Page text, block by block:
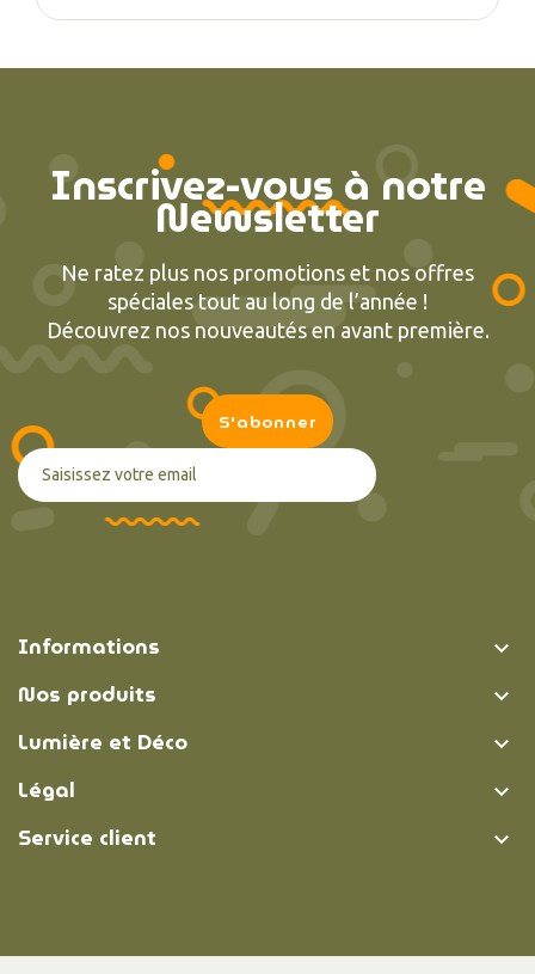
Inscrivez-vous à notre
Newsletter
Ne ratez plus nos promotions et nos offres
spéciales tout au long de l’année !
Découvrez nos nouveautés en avant première.
Informations 
Nos produits 
Lumière et Déco 
Légal 
Service client 